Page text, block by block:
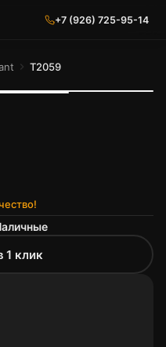
+7 (926) 725-95-14
chevron_right T2059
1 клик